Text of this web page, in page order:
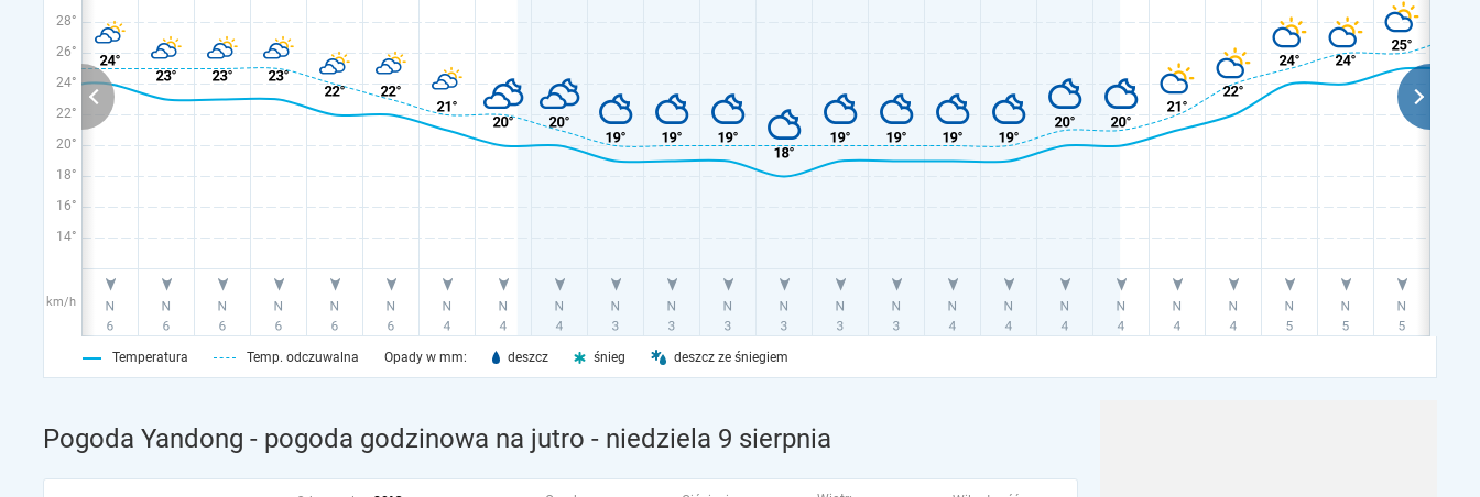
28°
26°
24°
22°
20°
18°
16°
14°
km/h
Temperatura Temp. odczuwalna Opady w mm: deszcz śnieg deszcz ze śniegiem
Pogoda Yandong - pogoda godzinowa na jutro - niedziela 9 sierpnia